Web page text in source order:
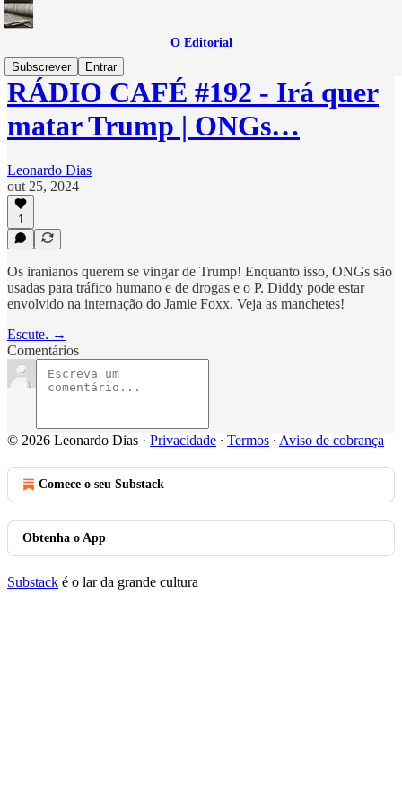
O Editorial
Subscrever
Entrar
RÁDIO CAFÉ #192 - Irá quer
matar Trump | ONGs…
Leonardo Dias
out 25, 2024
1
Os iranianos querem se vingar de Trump! Enquanto isso, ONGs são
usadas para tráfico humano e de drogas e o P. Diddy pode estar
envolvido na internação do Jamie Foxx. Veja as manchetes!
Escute. →
Comentários
© 2026 Leonardo Dias · Privacidade ∙ Termos ∙ Aviso de cobrança
Comece o seu Substack
Obtenha o App
Substack é o lar da grande cultura